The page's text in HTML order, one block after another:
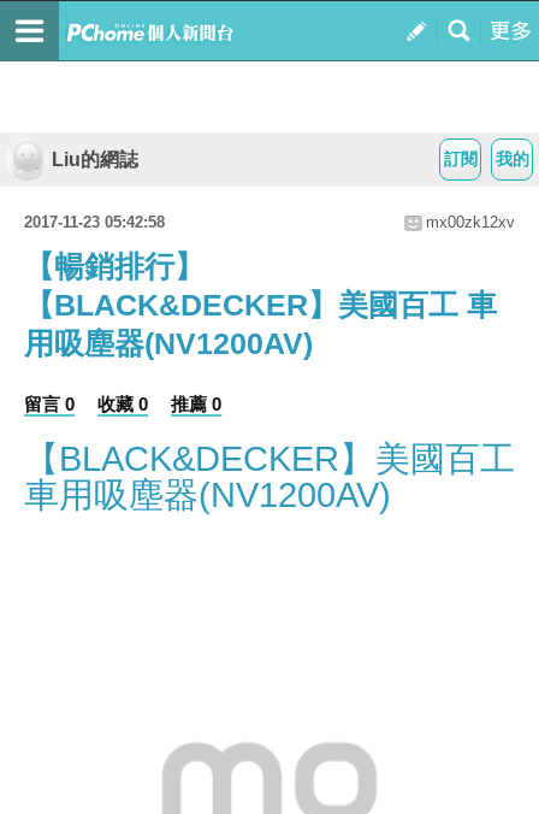
我的
訂閱
Liu的網誌
2017-11-23 05:42:58 mx00zk12xv
【暢銷排行】
【BLACK&DECKER】美國百工 車
用吸塵器(NV1200AV)
留言 0 收藏 0 推薦 0
【BLACK&DECKER】美國百工
車用吸塵器(NV1200AV)